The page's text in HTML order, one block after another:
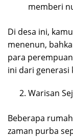
memberi
Di desa ini,
menenun,
para
ini dari generasi
Warisan
Beberapa
zaman purba